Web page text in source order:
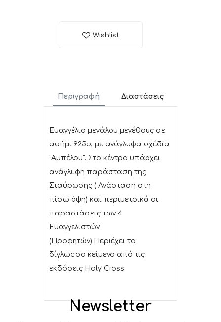
Wishlist
Περιγραφή Διαστάσεις
Ευαγγέλιο μεγάλου μεγέθους σε
ασήμι 925ο, με ανάγλυφα σχέδια
"Αμπέλου". Στο κέντρο υπάρχει
ανάγλυφη παράσταση της
Σταύρωσης ( Ανάσταση στη
πίσω όψη) και περιμετρικά οι
παραστάσεις των 4
Ευαγγελιστών
(Προφητών).Περιέχει το
δίγλωσσο κείμενο από τις
εκδόσεις Holy Cross
Newsletter